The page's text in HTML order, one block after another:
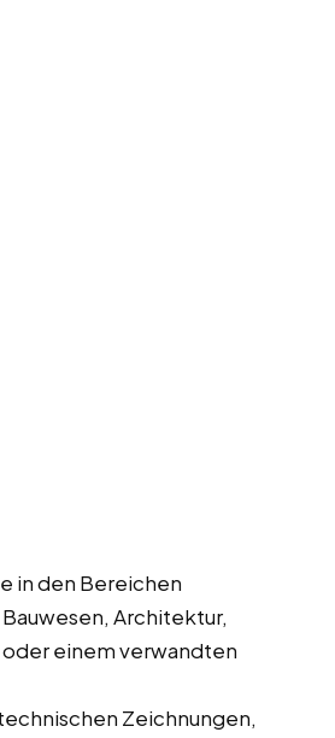
in den Bereichen
Architektur,
einem verwandten
Zeichnungen,